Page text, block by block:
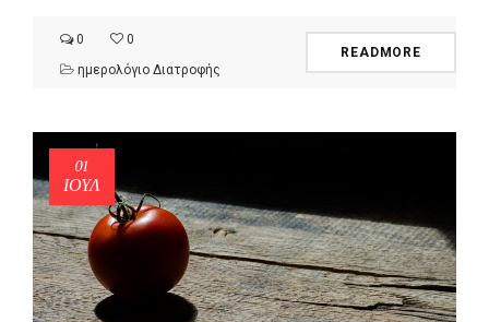
0
0
ημερολόγιο Διατροφής
READMORE
01
ΙΟΎΛ